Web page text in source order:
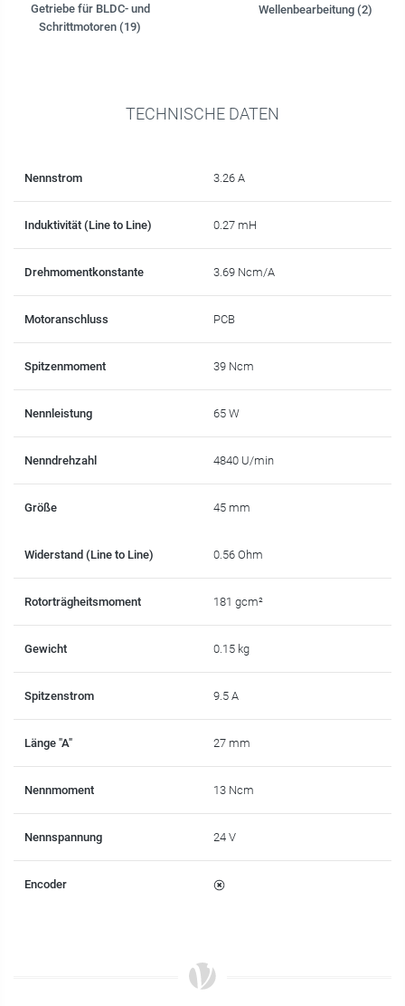
Getriebe für BLDC- und
Schrittmotoren (19)
Wellenbearbeitung (2)
TECHNISCHE DATEN
Nennstrom 3.26 A
Induktivität (Line to Line) 0.27 mH
Drehmomentkonstante 3.69 Ncm/A
Motoranschluss PCB
Spitzenmoment 39 Ncm
Nennleistung 65 W
Nenndrehzahl 4840 U/min
Größe 45 mm
Widerstand (Line to Line) 0.56 Ohm
Rotorträgheitsmoment 181 gcm²
Gewicht 0.15 kg
Spitzenstrom 9.5 A
Länge "A" 27 mm
Nennmoment 13 Ncm
Nennspannung 24 V
Encoder